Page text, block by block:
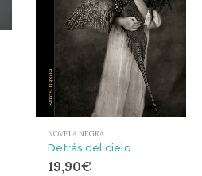
NOVELA NEGRA
Detrás del cielo
19,90€